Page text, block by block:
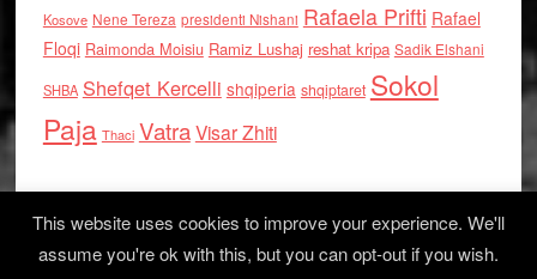
Kosove Nene Tereza presidenti Nishani Rafaela Prifti Rafael
Floqi Raimonda Moisiu Ramiz Lushaj reshat kripa Sadik Elshani
SHBA Shefqet Kercelli shqiperia shqiptaret Sokol
Paja Thaci VatraVisar Zhiti
This website uses cookies to improve your experience. We'll
assume you're ok with this, but you can opt-out if you wish.